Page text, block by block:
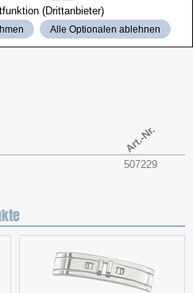
Art.-Nr.
507229
(Drittanbieter)
Alle Optionalen ablehnen